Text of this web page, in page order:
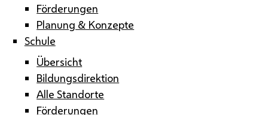
Förderungen
Planung & Konzepte
Schule
Übersicht
Bildungsdirektion
Alle Standorte
Förderungen